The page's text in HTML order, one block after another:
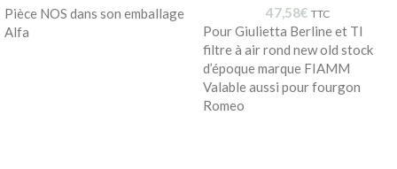
Pièce NOS dans son emballage
Alfa
47,58€ TTC
Pour Giulietta Berline et TI
filtre à air rond new old stock
d’époque marque FIAMM
Valable aussi pour fourgon
Romeo